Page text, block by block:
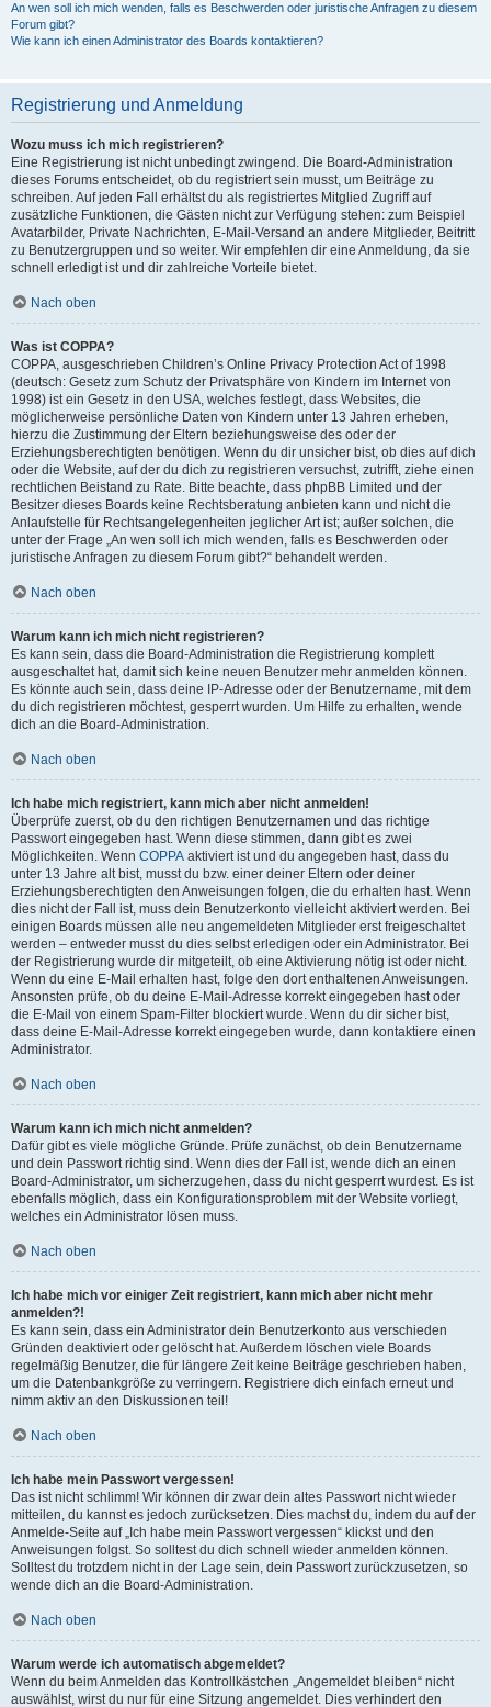
An wen soll ich mich wenden, falls es Beschwerden oder juristische Anfragen zu diesem
Forum gibt?
Wie kann ich einen Administrator des Boards kontaktieren?
Registrierung und Anmeldung
Wozu muss ich mich registrieren?
Eine Registrierung ist nicht unbedingt zwingend. Die Board-Administration
dieses Forums entscheidet, ob du registriert sein musst, um Beiträge zu
schreiben. Auf jeden Fall erhältst du als registriertes Mitglied Zugriff auf
zusätzliche Funktionen, die Gästen nicht zur Verfügung stehen: zum Beispiel
Avatarbilder, Private Nachrichten, E-Mail-Versand an andere Mitglieder, Beitritt
zu Benutzergruppen und so weiter. Wir empfehlen dir eine Anmeldung, da sie
schnell erledigt ist und dir zahlreiche Vorteile bietet.
Nach oben
Was ist COPPA?
COPPA, ausgeschrieben Children’s Online Privacy Protection Act of 1998
(deutsch: Gesetz zum Schutz der Privatsphäre von Kindern im Internet von
1998) ist ein Gesetz in den USA, welches festlegt, dass Websites, die
möglicherweise persönliche Daten von Kindern unter 13 Jahren erheben,
hierzu die Zustimmung der Eltern beziehungsweise des oder der
Erziehungsberechtigten benötigen. Wenn du dir unsicher bist, ob dies auf dich
oder die Website, auf der du dich zu registrieren versuchst, zutrifft, ziehe einen
rechtlichen Beistand zu Rate. Bitte beachte, dass phpBB Limited und der
Besitzer dieses Boards keine Rechtsberatung anbieten kann und nicht die
Anlaufstelle für Rechtsangelegenheiten jeglicher Art ist; außer solchen, die
unter der Frage „An wen soll ich mich wenden, falls es Beschwerden oder
juristische Anfragen zu diesem Forum gibt?“ behandelt werden.
Nach oben
Warum kann ich mich nicht registrieren?
Es kann sein, dass die Board-Administration die Registrierung komplett
ausgeschaltet hat, damit sich keine neuen Benutzer mehr anmelden können.
Es könnte auch sein, dass deine IP-Adresse oder der Benutzername, mit dem
du dich registrieren möchtest, gesperrt wurden. Um Hilfe zu erhalten, wende
dich an die Board-Administration.
Nach oben
Ich habe mich registriert, kann mich aber nicht anmelden!
Überprüfe zuerst, ob du den richtigen Benutzernamen und das richtige
Passwort eingegeben hast. Wenn diese stimmen, dann gibt es zwei
Möglichkeiten. Wenn COPPA aktiviert ist und du angegeben hast, dass du
unter 13 Jahre alt bist, musst du bzw. einer deiner Eltern oder deiner
Erziehungsberechtigten den Anweisungen folgen, die du erhalten hast. Wenn
dies nicht der Fall ist, muss dein Benutzerkonto vielleicht aktiviert werden. Bei
einigen Boards müssen alle neu angemeldeten Mitglieder erst freigeschaltet
werden – entweder musst du dies selbst erledigen oder ein Administrator. Bei
der Registrierung wurde dir mitgeteilt, ob eine Aktivierung nötig ist oder nicht.
Wenn du eine E-Mail erhalten hast, folge den dort enthaltenen Anweisungen.
Ansonsten prüfe, ob du deine E-Mail-Adresse korrekt eingegeben hast oder
die E-Mail von einem Spam-Filter blockiert wurde. Wenn du dir sicher bist,
dass deine E-Mail-Adresse korrekt eingegeben wurde, dann kontaktiere einen
Administrator.
Nach oben
Warum kann ich mich nicht anmelden?
Dafür gibt es viele mögliche Gründe. Prüfe zunächst, ob dein Benutzername
und dein Passwort richtig sind. Wenn dies der Fall ist, wende dich an einen
Board-Administrator, um sicherzugehen, dass du nicht gesperrt wurdest. Es ist
ebenfalls möglich, dass ein Konfigurationsproblem mit der Website vorliegt,
welches ein Administrator lösen muss.
Nach oben
Ich habe mich vor einiger Zeit registriert, kann mich aber nicht mehr
anmelden?!
Es kann sein, dass ein Administrator dein Benutzerkonto aus verschieden
Gründen deaktiviert oder gelöscht hat. Außerdem löschen viele Boards
regelmäßig Benutzer, die für längere Zeit keine Beiträge geschrieben haben,
um die Datenbankgröße zu verringern. Registriere dich einfach erneut und
nimm aktiv an den Diskussionen teil!
Nach oben
Ich habe mein Passwort vergessen!
Das ist nicht schlimm! Wir können dir zwar dein altes Passwort nicht wieder
mitteilen, du kannst es jedoch zurücksetzen. Dies machst du, indem du auf der
Anmelde-Seite auf „Ich habe mein Passwort vergessen“ klickst und den
Anweisungen folgst. So solltest du dich schnell wieder anmelden können.
Solltest du trotzdem nicht in der Lage sein, dein Passwort zurückzusetzen, so
wende dich an die Board-Administration.
Nach oben
Warum werde ich automatisch abgemeldet?
Wenn du beim Anmelden das Kontrollkästchen „Angemeldet bleiben“ nicht
auswählst, wirst du nur für eine Sitzung angemeldet. Dies verhindert den